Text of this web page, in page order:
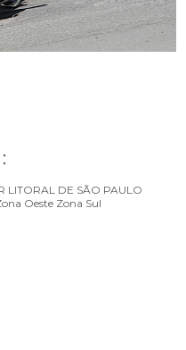
LITORAL DE SÃO PAULO
Oeste Zona Sul